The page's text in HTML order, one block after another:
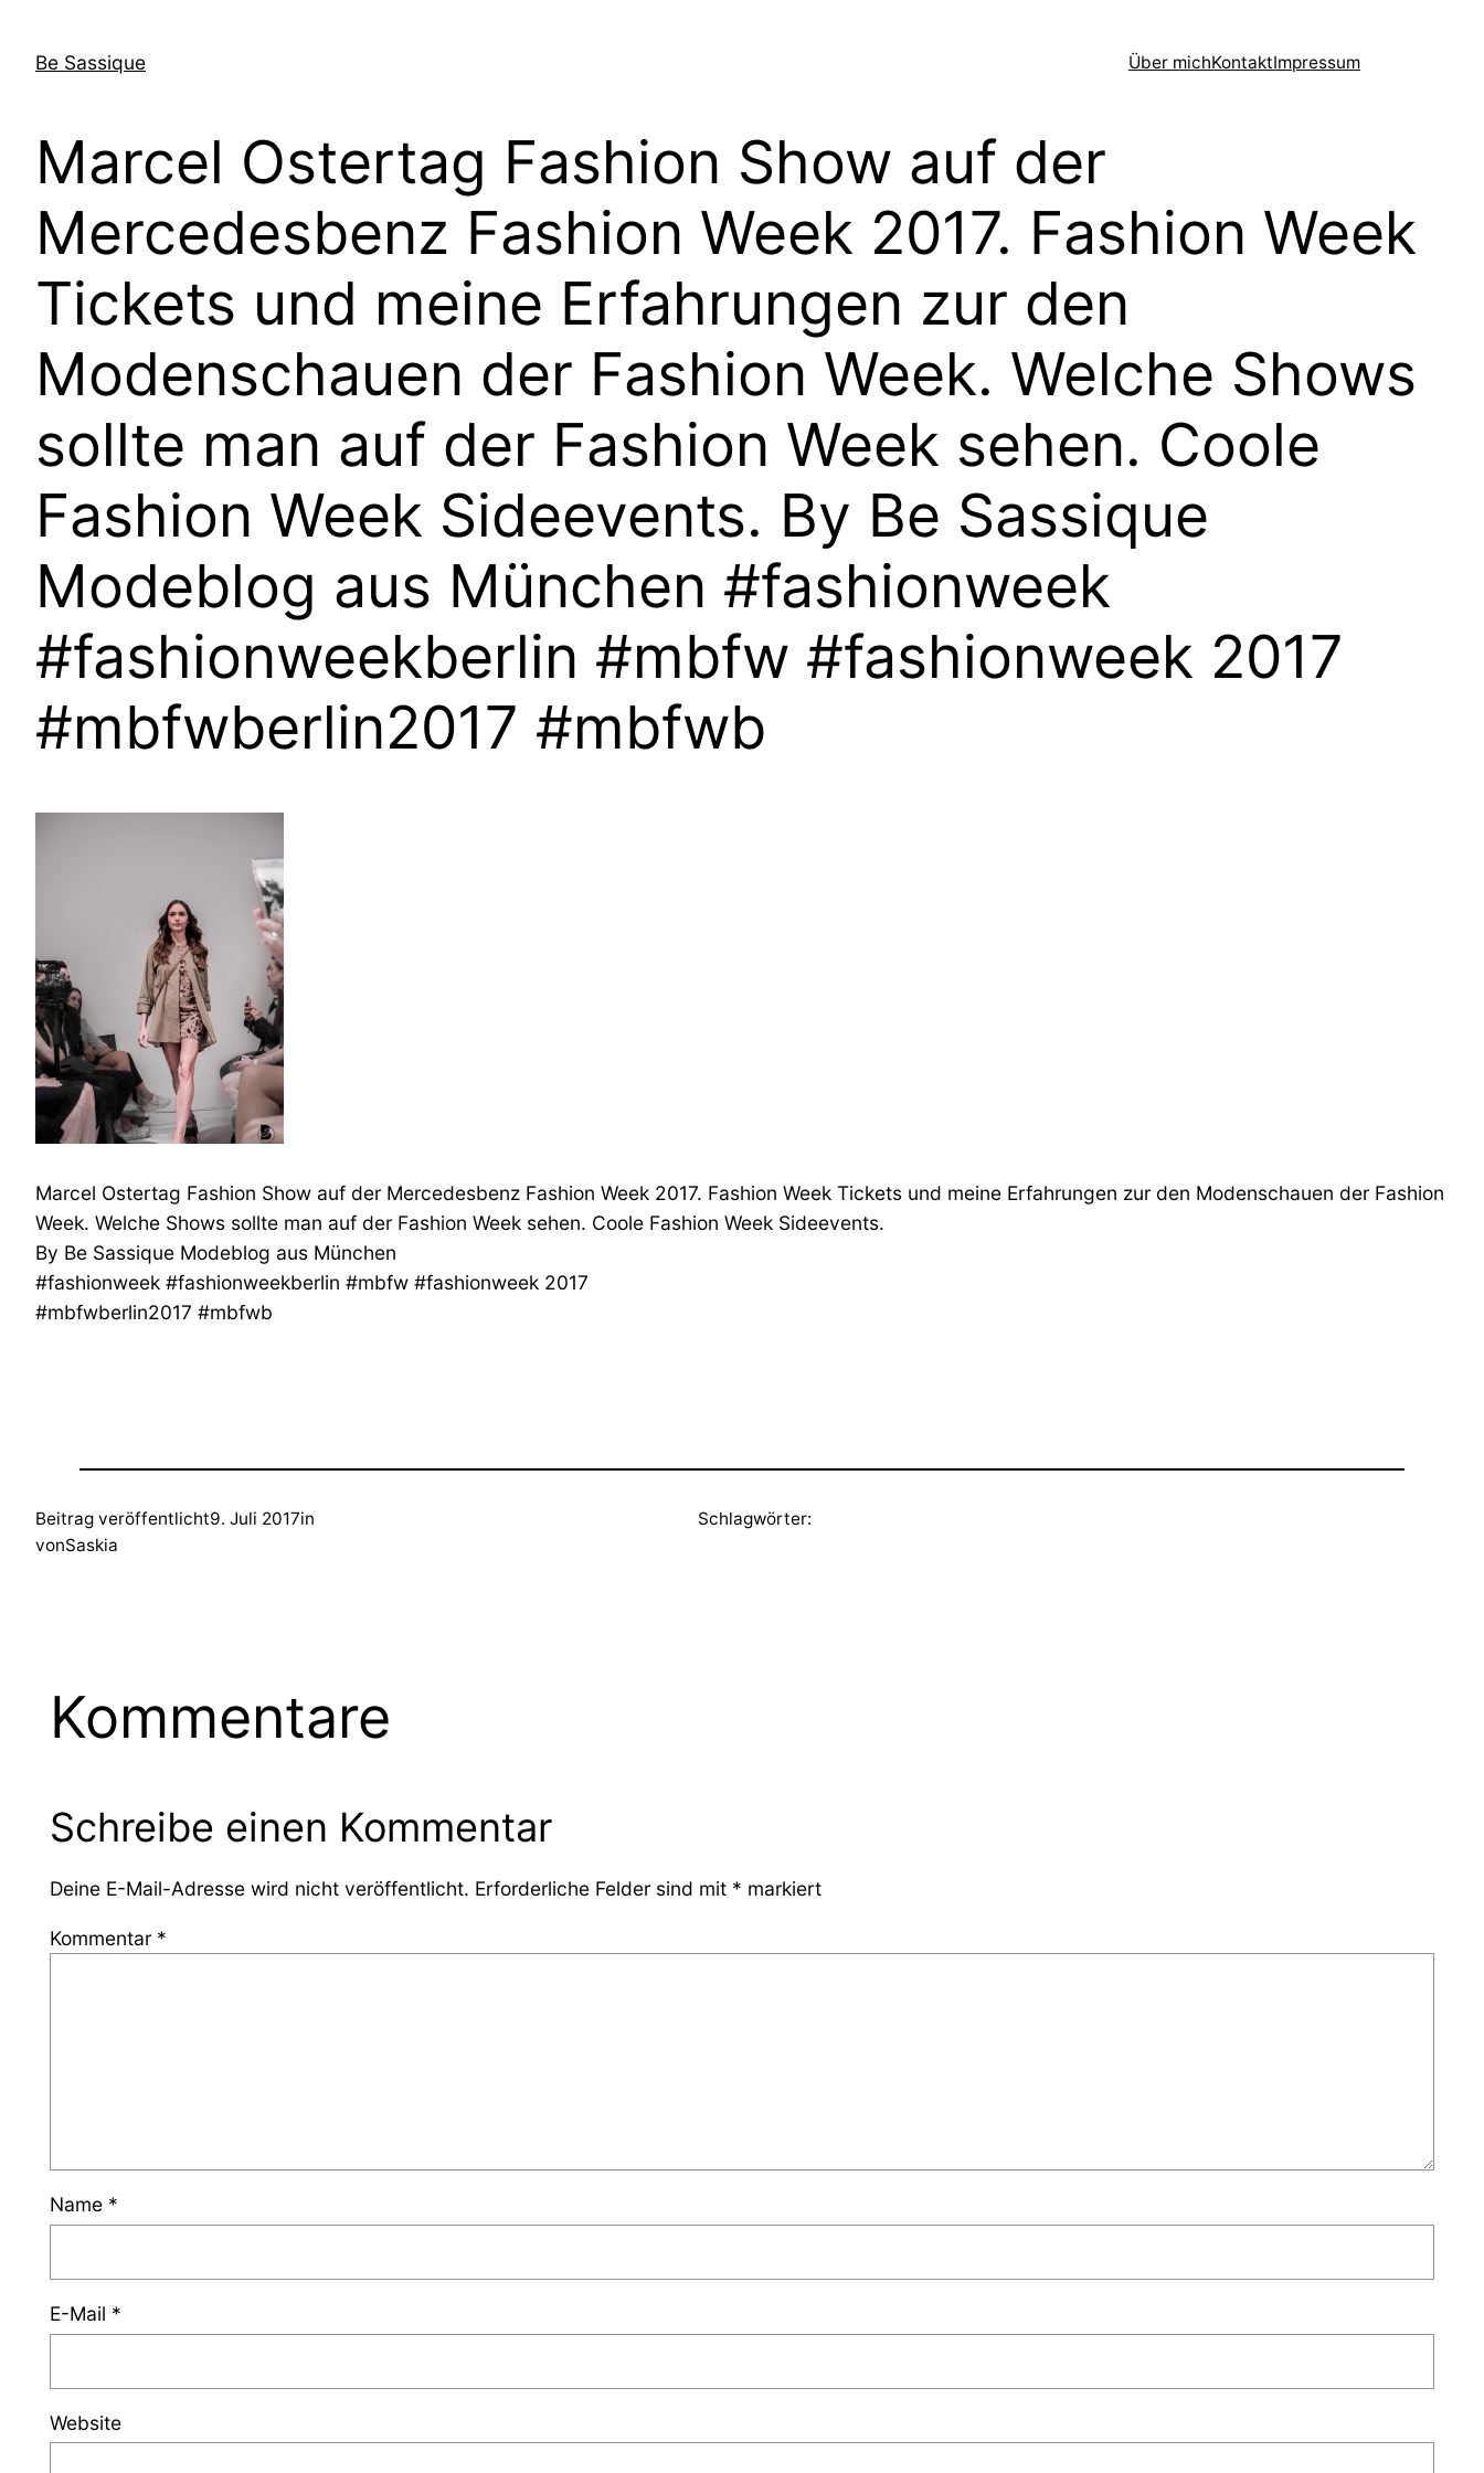
InhaltBe Sassique Über michKontaktImpressum
Marcel Ostertag Fashion Show auf der
Mercedesbenz Fashion Week 2017. Fashion Week
Tickets und meine Erfahrungen zur den
Modenschauen der Fashion Week. Welche Shows
sollte man auf der Fashion Week sehen. Coole
Fashion Week Sideevents. By Be Sassique
Modeblog aus München #fashionweek
#fashionweekberlin #mbfw #fashionweek 2017
#mbfwberlin2017 #mbfwb
Marcel Ostertag Fashion Show auf der Mercedesbenz Fashion Week 2017. Fashion Week Tickets und meine Erfahrungen zur den Modenschauen der Fashion
Week. Welche Shows sollte man auf der Fashion Week sehen. Coole Fashion Week Sideevents.
By Be Sassique Modeblog aus München
#fashionweek #fashionweekberlin #mbfw #fashionweek 2017
#mbfwberlin2017 #mbfwb
Beitrag veröffentlicht9. Juli 2017in
vonSaskia
Schlagwörter:
Kommentare
Schreibe einen Kommentar
Deine E-Mail-Adresse wird nicht veröffentlicht. Erforderliche Felder sind mit * markiert
Kommentar *
Name *
E-Mail *
Website